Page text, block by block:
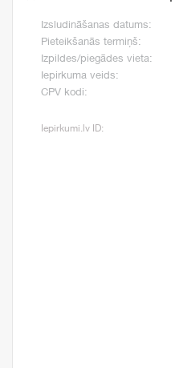
Izsludināšanas datums:
Pieteikšanās termiņš:
Izpildes/piegādes vieta:
Iepirkuma veids:
CPV kodi:
Iepirkumi.lv ID: